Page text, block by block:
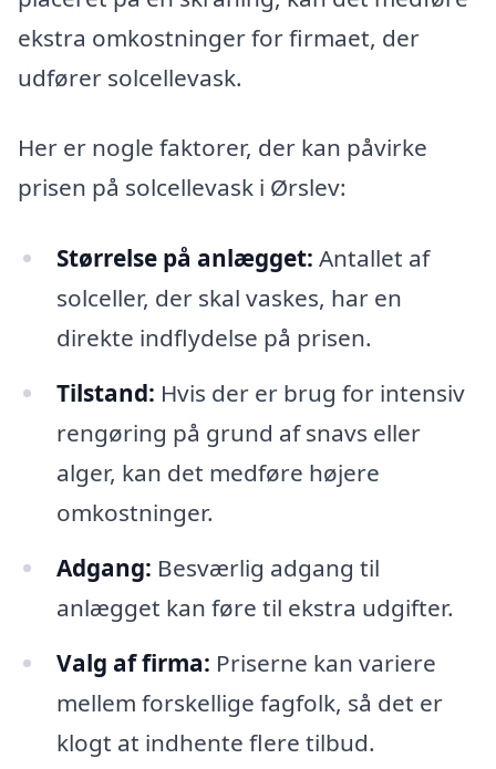
ekstra omkostninger for firmaet, der
udfører solcellevask.
Her er nogle faktorer, der kan påvirke
prisen på solcellevask i Ørslev:
Størrelse på anlægget: Antallet af
solceller, der skal vaskes, har en
direkte indflydelse på prisen.
Tilstand: Hvis der er brug for intensiv
rengøring på grund af snavs eller
alger, kan det medføre højere
omkostninger.
Adgang: Besværlig adgang til
anlægget kan føre til ekstra udgifter.
Valg af firma: Priserne kan variere
mellem forskellige fagfolk, så det er
klogt at indhente flere tilbud.